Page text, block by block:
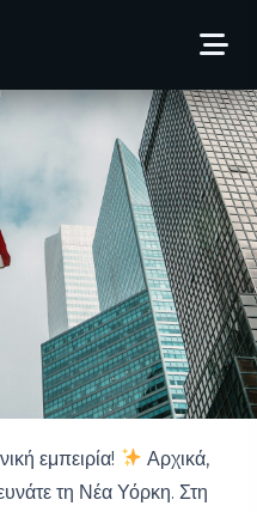
2.239€!
Thodoris Kaltsas
εμπειρία!
Αρχικά,
τη Νέα Υόρκη. Στη